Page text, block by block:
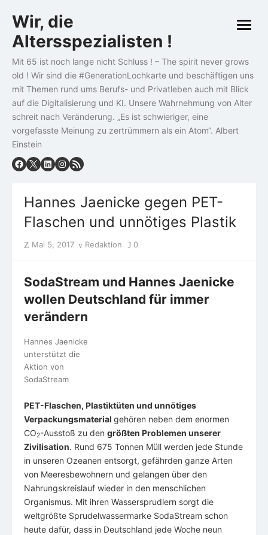
to
content
Wir, die
Altersspezialisten !
Mit 65 ist noch lange nicht Schluss ! – The spirit never grows
old ! Wir sind die #GenerationLochkarte und beschäftigen uns
mit Themen rund ums Berufs- und Privatleben auch mit Blick
auf die Digitalisierung und KI. Unsere Wahrnehmung von Alter
schreit nach Veränderung. „Es ist schwieriger, eine
vorgefasste Meinung zu zertrümmern als ein Atom“. Albert
Einstein
open
Hannes Jaenicke gegen PET-
Flaschen und unnötiges Plastik
Posted
Mai 5, 2017 Author
Redaktion 0
SodaStream und Hannes Jaenicke
wollen Deutschland für immer
verändern
Hannes Jaenicke
unterstützt die
Aktion von
SodaStream
PET-Flaschen, Plastiktüten und unnötiges
Verpackungsmaterial gehören neben dem enormen
CO2-Ausstoß zu den größten Problemen unserer
Zivilisation. Rund 675 Tonnen Müll werden jede Stunde
in unseren Ozeanen entsorgt, gefährden ganze Arten
von Meeresbewohnern und gelangen über den
Nahrungskreislauf wieder in den menschlichen
Organismus. Mit ihren Wassersprudlern sorgt die
weltgrößte Sprudelwassermarke SodaStream schon
heute dafür, dass in Deutschland jede Woche neun